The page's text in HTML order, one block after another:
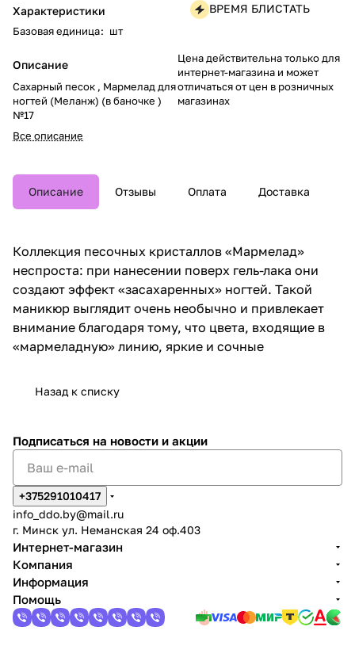
Характеристики
Базовая единица: шт
Описание
Сахарный песок , Мармелад для
ногтей (Меланж) (в баночке )
№17
Все описание
ВРЕМЯ БЛИСТАТЬ
Цена действительна только для
интернет-магазина и может
отличаться от цен в розничных
магазинах
Описание Отзывы Оплата Доставка
Коллекция песочных кристаллов «Мармелад»
неспроста: при нанесении поверх гель-лака они
создают эффект «засахаренных» ногтей. Такой
маникюр выглядит очень необычно и привлекает
внимание благодаря тому, что цвета, входящие в
«мармеладную» линию, яркие и сочные
Назад к списку
Подписаться на новости и акции
+375291010417
info_ddo.by@mail.ru
г. Минск ул. Неманская 24 оф.403
Интернет-магазин
Компания
Информация
Помощь